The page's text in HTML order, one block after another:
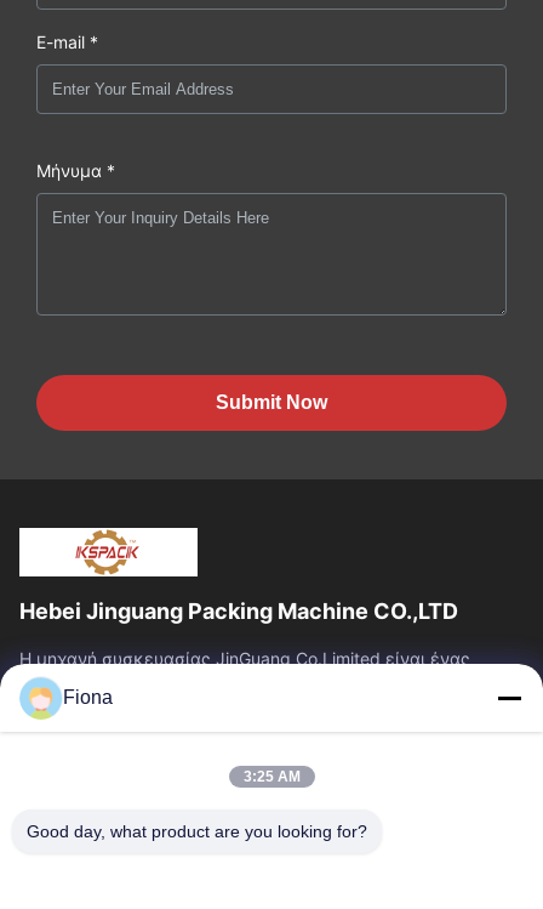
E-mail *
Μήνυμα *
Submit Now
Hebei Jinguang Packing Machine CO.,LTD
Η μηχανή συσκευασίας JinGuang Co.Limited είναι ένας
επαγγελματικός ζαρωμένος εξοπλισμός εκτύπωσης
χαρτοκιβωτίων και σχετικά μηχανήματα για την...
Γρήγοροι Σύνδεσμοι
Προϊόντα
Περίπου Εμείς
Γύρος Εργοστασίων
Fiona
3:25 AM
Good day, what product are you looking for?